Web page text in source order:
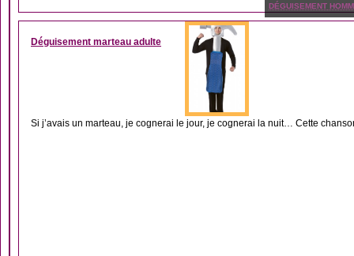
DÉGUISEMENT
Déguisement marteau adulte
Si j’avais un marteau, je cognerai le jour, je cognerai la nuit… Cette